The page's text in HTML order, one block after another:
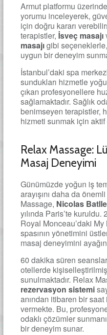
Armut platformu
yorumu inceleyerek,
için doğru kararı
terapistler, İsveç masajı
masajıgibi
uygun bir deneyim
İstanbul’daki spa
sundukları hizmetle
çıkan profesyonellere
sağlamaktadır. Sağlık
benimseyen terapistler,
hizmeti sunmak için aktif
Relax Massage:
Masaj Deneyimi
Günümüzde yoğun iş
arayışını daha da
Massage, Nicolas Batlle
yılında Paris’te kuruldu.
Royal Monceau’daki
spasının yönetimini
masaj deneyimini
60 dakika süren
otellerde
sunulmaktadır. Relax
rezervasyon sistemi
anından itibaren bir
vermekte. Bu,
odaklı çözümler
bir deneyim sunar.